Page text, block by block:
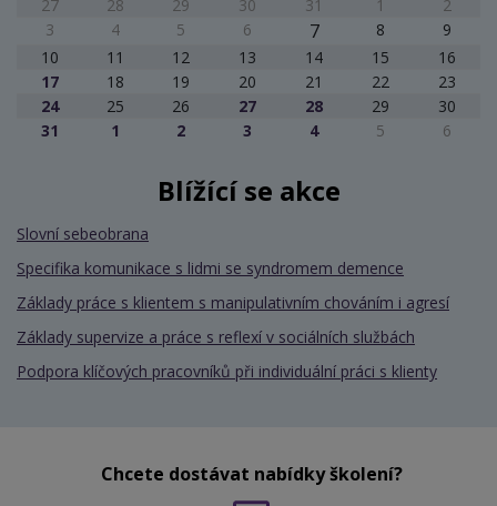
27
28 29 30 31 1
2
3
4 5 6 7 8
9
10
11 12 13 14 15
16
17
18 19 20 21 22
23
24
25 26 27 28 29
30
31
1 2 3 4 5 6
Blížící se akce
Slovní sebeobrana
Specifika komunikace s lidmi se syndromem demence
Základy práce s klientem s manipulativním chováním i agresí
Základy supervize a práce s reflexí v sociálních službách
Podpora klíčových pracovníků při individuální práci s klienty
Chcete dostávat nabídky školení?